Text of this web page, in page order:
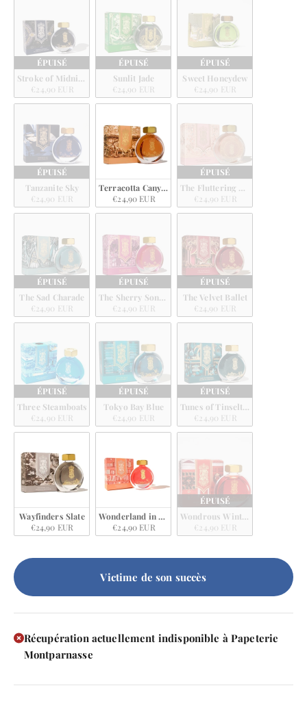
ÉPUISÉ
Stroke of Midnight
€24,90 EUR
ÉPUISÉ
Sunlit Jade
€24,90 EUR
ÉPUISÉ
Sweet Honeydew
€24,90 EUR
ÉPUISÉ
Tanzanite Sky
€24,90 EUR
Terracotta Canyon
€24,90 EUR
ÉPUISÉ
The Fluttering Heart
€24,90 EUR
ÉPUISÉ
The Sad Charade
€24,90 EUR
ÉPUISÉ
The Sherry Sonata
€24,90 EUR
ÉPUISÉ
The Velvet Ballet
€24,90 EUR
ÉPUISÉ
Three Steamboats
€24,90 EUR
ÉPUISÉ
Tokyo Bay Blue
€24,90 EUR
ÉPUISÉ
Tunes of Tinseltown
€24,90 EUR
Wayfinders Slate
€24,90 EUR
Wonderland in Coral
€24,90 EUR
ÉPUISÉ
Wondrous Winterberry
€24,90 EUR
Victime de son succès
Récupération actuellement indisponible à Papeterie
Montparnasse